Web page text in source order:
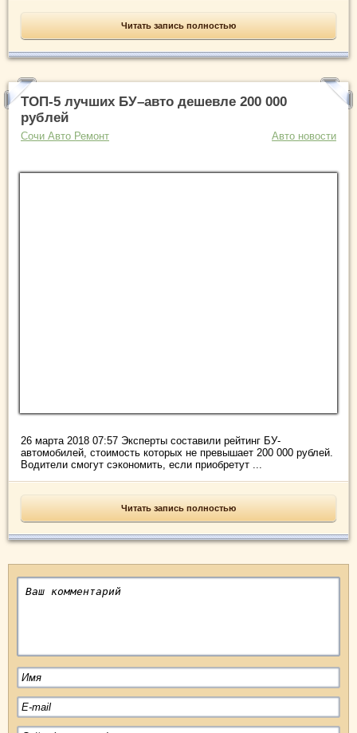
Читать запись полностью
ТОП-5 лучших БУ–авто дешевле 200 000
рублей
Сочи Авто Ремонт Авто новости
26 марта 2018 07:57 Эксперты составили рейтинг БУ-
автомобилей, стоимость которых не превышает 200 000 рублей.
Водители смогут сэкономить, если приобретут ...
Читать запись полностью